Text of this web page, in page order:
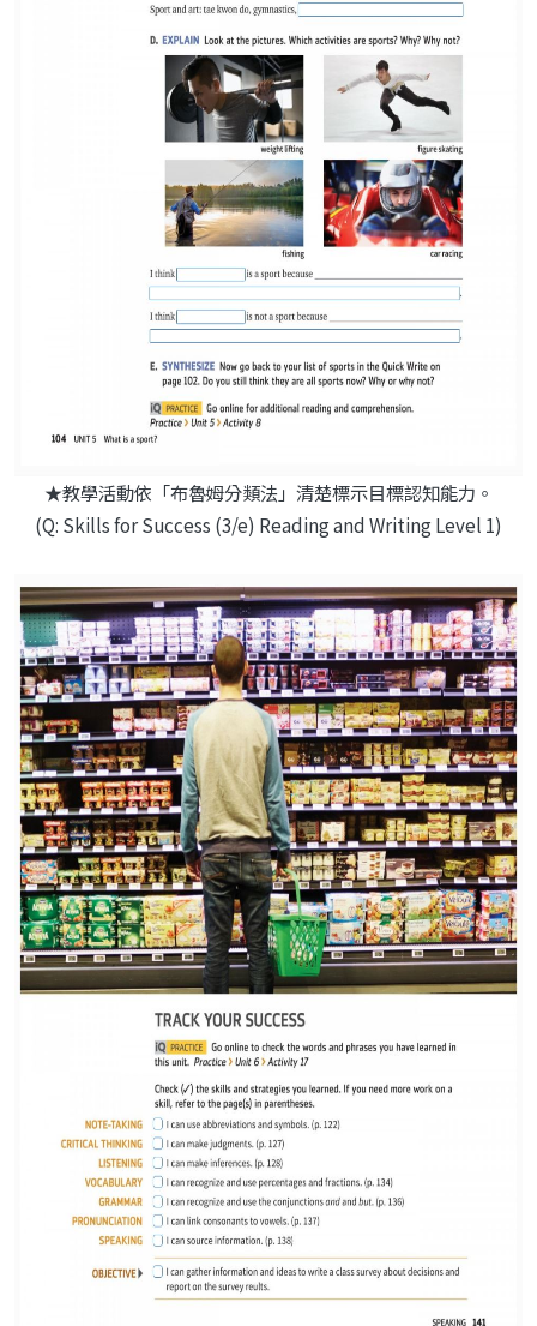
★教學活動依「布魯姆分類法」清楚標示目標認知能力。
(Q: Skills for Success (3/e) Reading and Writing Level 1)